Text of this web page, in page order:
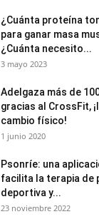
¿Cuánta proteína
para ganar masa
¿Cuánta necesito...
3 mayo 2023
Adelgaza más de
gracias al CrossFit,
cambio físico!
1 junio 2020
Psonríe: una
facilita la terapia de
deportiva y...
23 noviembre 2022